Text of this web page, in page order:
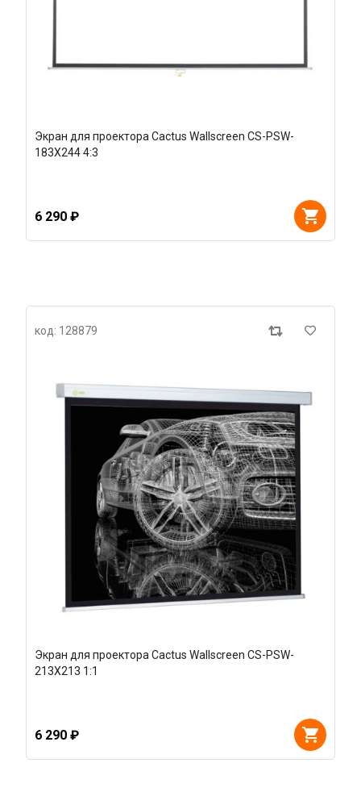
Экран для проектора Cactus Wallscreen CS-PSW-
183X244 4:3
6 290 ₽
код: 128879
Экран для проектора Cactus Wallscreen CS-PSW-
213X213 1:1
6 290 ₽